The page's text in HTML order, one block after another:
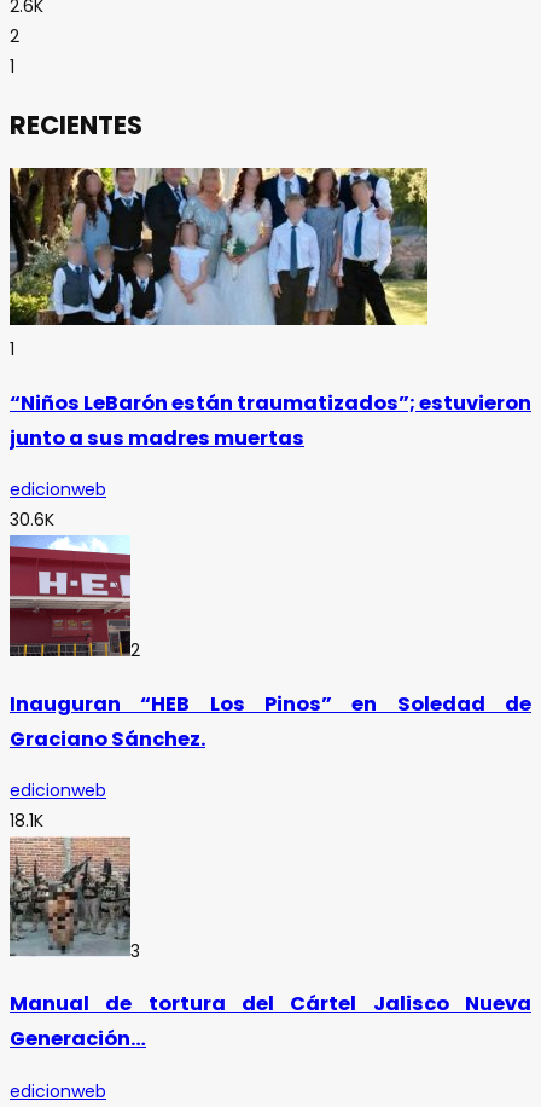
2.6K
2
1
RECIENTES
1
“Niños LeBarón están traumatizados”; estuvieron
junto a sus madres muertas
edicionweb
30.6K
2
Inauguran “HEB Los Pinos” en Soledad de
Graciano Sánchez.
edicionweb
18.1K
3
Manual de tortura del Cártel Jalisco Nueva
Generación…
edicionweb